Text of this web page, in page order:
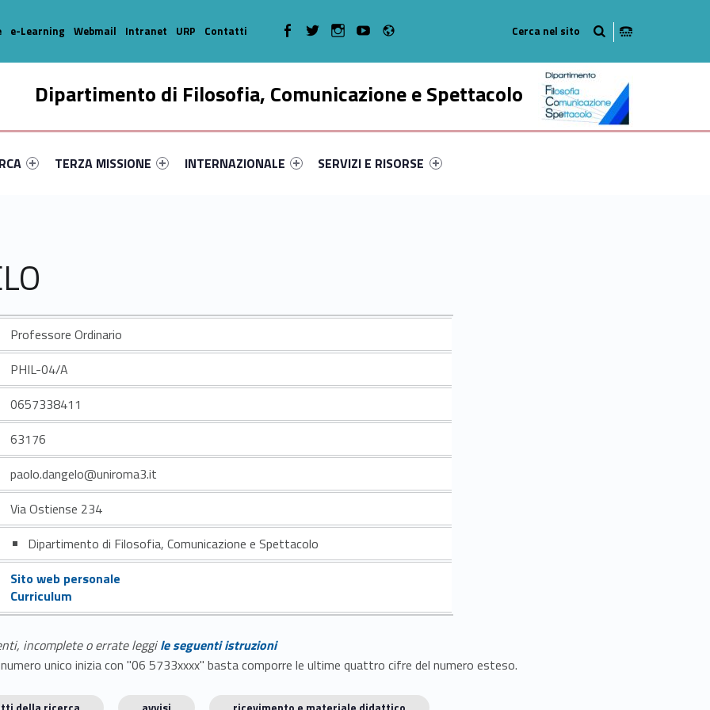
Dipartimento di Filosofia, Comunicazione e Spettacolo
primary-96896-16
#link-menu-primary-21499-35
Link identifier #link-menu-primary-74128-46
TERZA MISSIONE
Link identifier #link-menu-primary-27598-52
INTERNAZIONALE
Link identifier #link-menu-primary-75864-63
SERVIZI E RISORSE
e-Learning Webmail Intranet URP Contatti WebMan on Facebook
WebMan on TwitterWebMan on Instagram
WebMan on Youtube
Professore Ordinario
PHIL-04/A
0657338411
63176
paolo.dangelo@uniroma3.it
Via Ostiense 234
Dipartimento di Filosofia, Comunicazione e Spettacolo
Sito web personale
Curriculum
incomplete o errate leggile seguenti istruzioni
unico inizia con "06 5733xxxx" basta comporre le ultime quattro cifre del numero esteso.